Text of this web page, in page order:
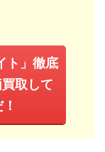
ト」徹底
取して